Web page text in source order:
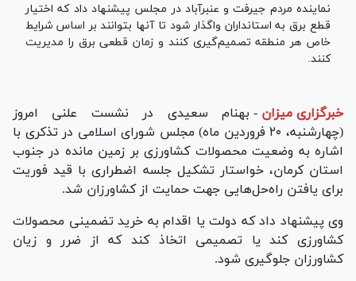
نماینده مردم جیرفت و عنبرآباد در مجلس پیشنهاد داد که اختیار
قطع برق به استانداران واگذار شود تا آنها بتوانند بر اساس شرایط
خاص هر منطقه تصمیم‌گیری کنند و زمان قطعی برق را مدیریت
کنند.
خبرگزاری میزان - بهنام سعیدی در نشست علنی امروز
(چهارشنبه، ۲۰ فروردین ماه) مجلس شورای اسلامی در تذکری با
اشاره به وضعیت محصولات کشاورزی بر زمین مانده در جنوب
استان کرمان، خواستار تشکیل جلسه اضطراری با قید فوریت
برای یافتن راه‌حل‌هایی جهت حمایت از کشاورزان شد.
وی پیشنهاد داد که دولت یا اقدام به خرید تضمینی محصولات
کشاورزی کند یا تصمیمی اتخاذ کند که از ضرر و زیان
کشاورزان جلوگیری شود.